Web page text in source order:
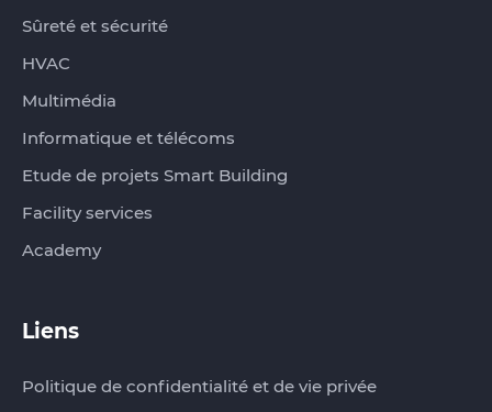
Sûreté et sécurité
HVAC
Multimédia
Informatique et télécoms
Etude de projets Smart Building
Facility services
Academy
Liens
Politique de confidentialité et de vie privée